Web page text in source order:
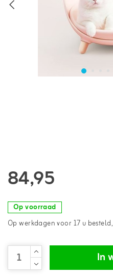
84,95
Op voorraad
Op werkdagen voor 17 u
In